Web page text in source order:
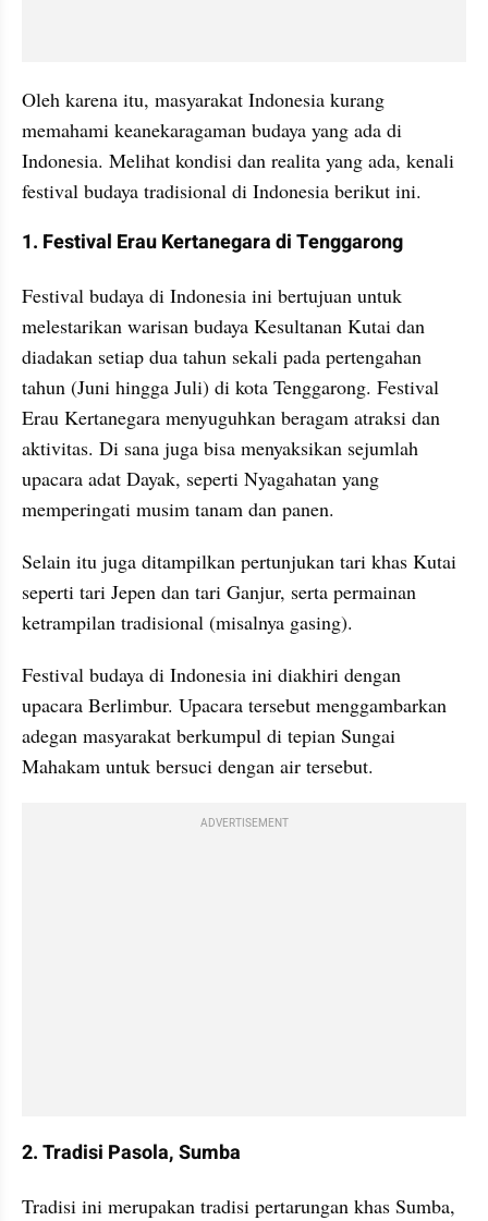
Oleh karena itu, masyarakat Indonesia kurang
memahami keanekaragaman budaya yang ada di
Indonesia. Melihat kondisi dan realita yang ada, kenali
festival budaya tradisional di Indonesia berikut ini.
1. Festival Erau Kertanegara di Tenggarong
Festival budaya di Indonesia ini bertujuan untuk
melestarikan warisan budaya Kesultanan Kutai dan
diadakan setiap dua tahun sekali pada pertengahan
tahun (Juni hingga Juli) di kota Tenggarong. Festival
Erau Kertanegara menyuguhkan beragam atraksi dan
aktivitas. Di sana juga bisa menyaksikan sejumlah
upacara adat Dayak, seperti Nyagahatan yang
memperingati musim tanam dan panen.
Selain itu juga ditampilkan pertunjukan tari khas Kutai
seperti tari Jepen dan tari Ganjur, serta permainan
ketrampilan tradisional (misalnya gasing).
Festival budaya di Indonesia ini diakhiri dengan
upacara Berlimbur. Upacara tersebut menggambarkan
adegan masyarakat berkumpul di tepian Sungai
Mahakam untuk bersuci dengan air tersebut.
ADVERTISEMENT
2. Tradisi Pasola, Sumba
Tradisi ini merupakan tradisi pertarungan khas Sumba,